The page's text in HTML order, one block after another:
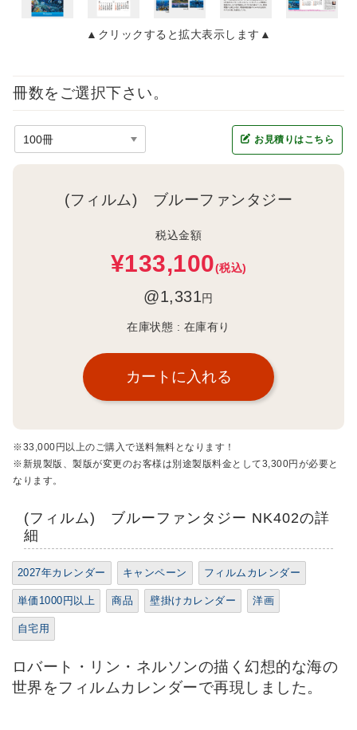
▲クリックすると拡大表示します▲
冊数をご選択下さい。
お見積りはこちら
(フィルム) ブルーファンタジー
税込金額
¥133,100(税込)
@1,331円
在庫状態 : 在庫有り
※33,000円以上のご購入で送料無料となります！
※新規製版、製版が変更のお客様は別途製版料金として3,300円が必要と
なります。
(フィルム) ブルーファンタジー NK402の詳
細
2027年カレンダー キャンペーン フィルムカレンダー
単価1000円以上 商品 壁掛けカレンダー 洋画
自宅用
ロバート・リン・ネルソンの描く幻想的な海の
世界をフィルムカレンダーで再現しました。